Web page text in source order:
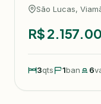
São Lucas,
R$
3qts 1ban 6